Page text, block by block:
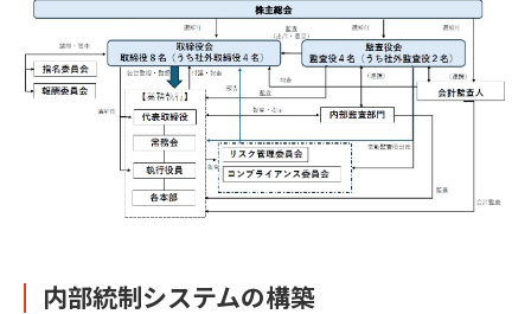
内部統制システムの構築